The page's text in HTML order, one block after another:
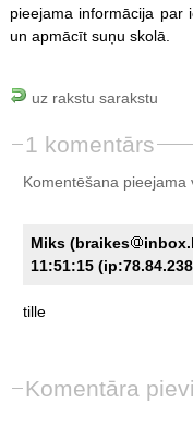
pieejama informācija par
un apmācīt suņu skolā.
uz rakstu sarakstu
1 komentārs
Komentēšana pieejama
Miks (braikes
11:51:15
tille
Komentāra